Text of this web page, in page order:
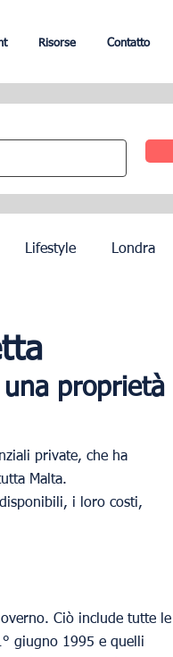
Risorse Contatto
Lifestyle Londra
proprietà
private, che ha
Malta.
i loro costi,
Ciò include tutte le
giugno 1995 e quelli